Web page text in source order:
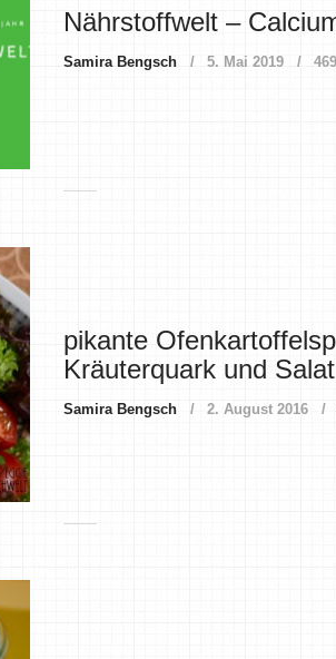
Nährstoffwelt –
Samira Bengsch 5. Mai 2019
pikante
Kräuterquark und Salat
Samira Bengsch 2. August 2016